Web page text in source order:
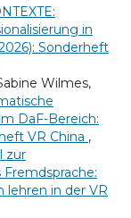
in
Sonderheft
Wilmes,
DaF-Bereich:
VR China ,
zur
lehren in der VR